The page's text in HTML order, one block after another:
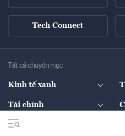
Tech Connect
Tất cả chuyên mục
Kinh tế xanh
Tài chính
Ngân hàng
Kinh tế số